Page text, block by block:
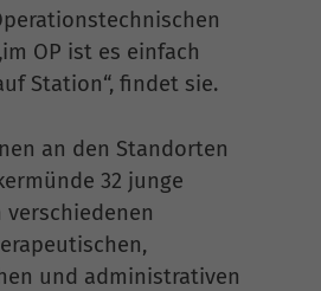
OP ist es einfach
Station“, findet sie.
an den Standorten
32 junge
verschiedenen
und administrativen